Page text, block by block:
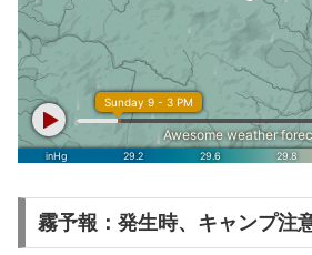
霧予報：発生時、キャンプ注